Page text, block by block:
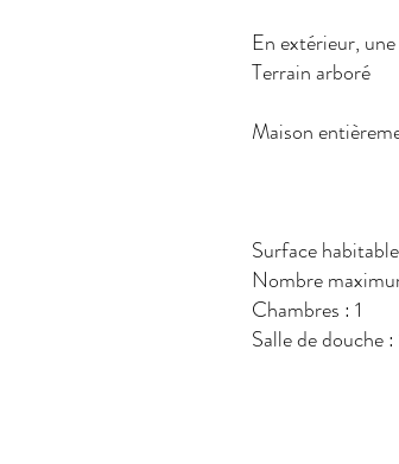
En extérieur, une
Terrain arboré
Maison
Surface
Nombre
Chambres : 1
Salle de douche :